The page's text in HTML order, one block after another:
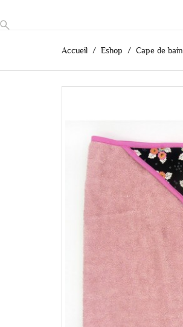
Accueil Eshop Cape de bain